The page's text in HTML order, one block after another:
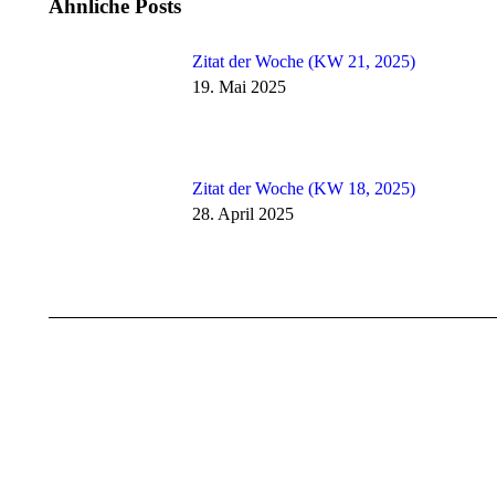
Ähnliche Posts
Zitat der Woche (KW 21, 2025)
19. Mai 2025
Zitat der Woche (KW 18, 2025)
28. April 2025